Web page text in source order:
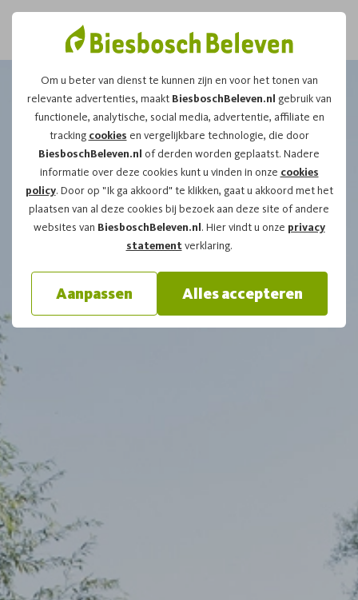
Om u beter van dienst te kunnen zijn en voor het tonen van
relevante advertenties, maakt BiesboschBeleven.nl gebruik van
functionele, analytische, social media, advertentie, affiliate en
tracking cookies en vergelijkbare technologie, die door
BiesboschBeleven.nl of derden worden geplaatst. Nadere
informatie over deze cookies kunt u vinden in onze cookies
policy. Door op "Ik ga akkoord" te klikken, gaat u akkoord met het
plaatsen van al deze cookies bij bezoek aan deze site of andere
websites van BiesboschBeleven.nl. Hier vindt u onze privacy
statementverklaring.
Aanpassen Alles accepteren